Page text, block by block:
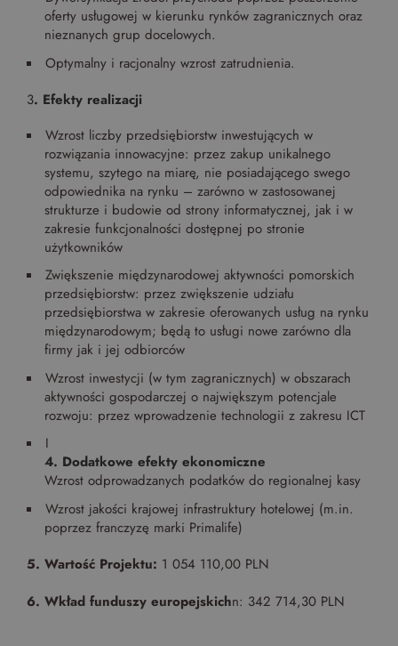
oferty usługowej w kierunku rynków zagranicznych oraz
nieznanych grup docelowych.
Optymalny i racjonalny wzrost zatrudnienia.
3. Efekty realizacji
Wzrost liczby przedsiębiorstw inwestujących w
rozwiązania innowacyjne: przez zakup unikalnego
systemu, szytego na miarę, nie posiadającego swego
odpowiednika na rynku – zarówno w zastosowanej
strukturze i budowie od strony informatycznej, jak i w
zakresie funkcjonalności dostępnej po stronie
użytkowników
Zwiększenie międzynarodowej aktywności pomorskich
przedsiębiorstw: przez zwiększenie udziału
przedsiębiorstwa w zakresie oferowanych usług na rynku
międzynarodowym; będą to usługi nowe zarówno dla
firmy jak i jej odbiorców
Wzrost inwestycji (w tym zagranicznych) w obszarach
aktywności gospodarczej o największym potencjale
rozwoju: przez wprowadzenie technologii z zakresu ICT
I
4. Dodatkowe efekty ekonomiczne
Wzrost odprowadzanych podatków do regionalnej kasy
Wzrost jakości krajowej infrastruktury hotelowej (m.in.
poprzez franczyzę marki Primalife)
5. Wartość Projektu: 1 054 110,00 PLN
6. Wkład funduszy europejskichn: 342 714,30 PLN